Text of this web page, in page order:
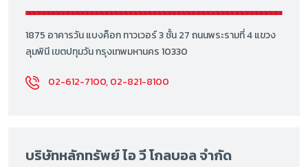
1875 อาคารวัน แบงค็อก ทาวเวอร์ 3 ชั้น 27 ถนนพระรามที่ 4 แขวง
ลุมพินี เขตปทุมวัน กรุงเทพมหานคร 10330
02-612-7100, 02-821-8100
บริษัทหลักทรัพย์ ไอ วี โกลบอล จำกัด